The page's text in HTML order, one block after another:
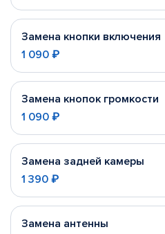
Замена кнопки включения
1 090 ₽
Замена кнопок громкости
1 090 ₽
Замена задней камеры
1 390 ₽
Замена антенны